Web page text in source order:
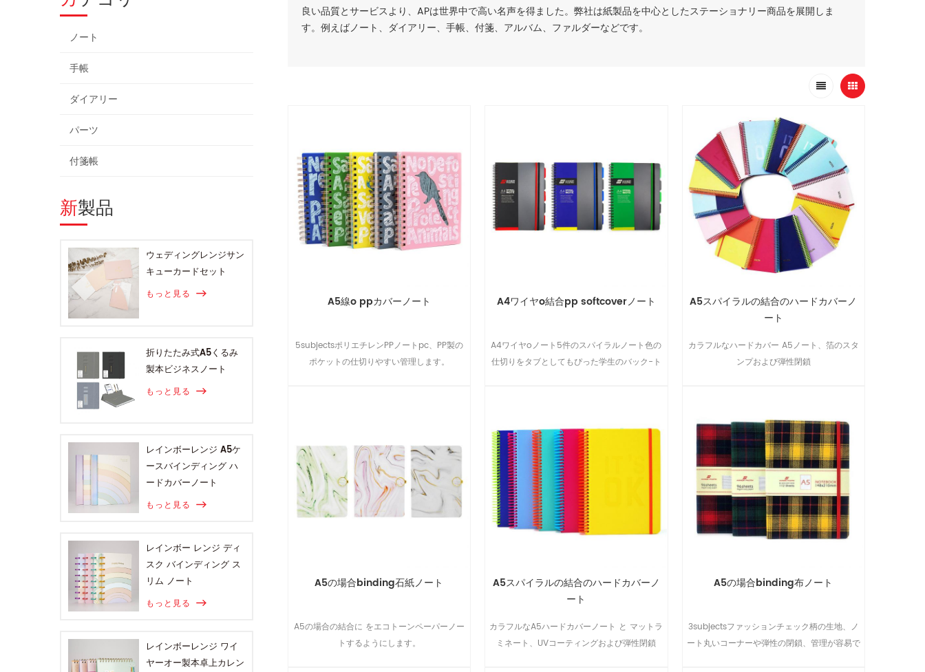
ノート
手帳
ダイアリー
パーツ
付箋帳
新製品
ウェディングレンジサン
キューカードセット
もっと見る
折りたたみ式A5くるみ
製本ビジネスノート
もっと見る
レインボーレンジ A5ケ
ースバインディング ハ
ードカバーノート
もっと見る
レインボー レンジ ディ
スク バインディング ス
リム ノート
もっと見る
レインボーレンジ ワイ
ヤーオー製本卓上カレン
良い品質とサービスより、APは世界中で高い名声を得ました。弊社は紙製品を中心としたステーショナリー商品を展開しま
す。例えばノート、ダイアリー、手帳、付箋、アルバム、ファルダーなどです。
A5線o ppカバーノート
5subjectsポリエチレンPPノートpc、PP製の
ポケットの仕切りやすい管理します。
A4ワイヤo結合pp softcoverノート
A4ワイヤoノート5件のスパイラルノート色の
仕切りをタブとしてもぴった学生のバック-ト
A5スパイラルの結合のハードカバーノ
ート
カラフルなハードカバー A5ノート、箔のスタ
ンプおよび弾性閉鎖
A5の場合binding石紙ノート
A5の場合の結合に をエコトーンペーパーノー
トするようにします。
A5スパイラルの結合のハードカバーノ
ート
カラフルなA5ハードカバーノート と マットラ
ミネート、UVコーティングおよび弾性閉鎖
A5の場合binding布ノート
3subjectsファッションチェック柄の生地、ノ
ート丸いコーナーや弾性の閉鎖、管理が容易で